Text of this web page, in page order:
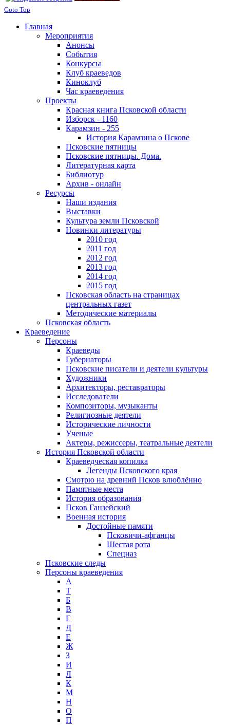
Goto Top
Главная
Мероприятия
Анонсы
События
Конкурсы
Клуб краеведов
Киноклуб
Час краеведения
Проекты
Красная книга Псковской области
Изборск - 1160
Карамзин - 255
История Карамзина о Пскове
Псковские пятницы
Псковские пятницы. Дома.
Литературная карта
Библиотур
Архив - онлайн
Ресурсы
Наши издания
Выставки
Культура земли Псковской
Новинки литературы
2010 год
2011 год
2012 год
2013 год
2014 год
2015 год
Псковская область на страницах
центральных газет
Методические материалы
Псковская область
Краеведение
Персоны
Краеведы
Губернаторы
Псковские писатели и деятели культуры
Художники
Архитекторы, реставраторы
Исследователи
Композиторы, музыканты
Религиозные деятели
Исторические личности
Ученые
Актеры, режиссеры, театральные деятели
История Псковской области
Краеведческая копилка
Легенды Псковского края
Смотрю на древний Псков влюблённо
Памятные места
История образования
Псков Ганзейский
Военная история
Достойные памяти
Псковичи-афганцы
Шестая рота
Спецназ
Псковские следы
Персоны краеведения
А
T
Б
В
Г
Д
Е
Ж
З
И
Л
К
М
Н
О
П